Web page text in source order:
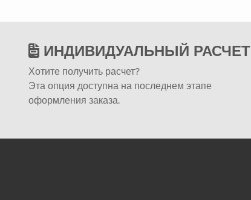
ИНДИВИДУАЛЬНЫЙ РАСЧЕТ
Хотите получить расчет?
Эта опция доступна на последнем этапе
оформления заказа.